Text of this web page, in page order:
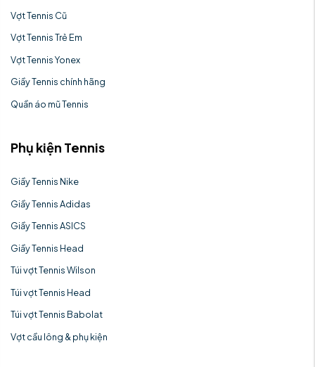
Vợt Tennis Cũ
Vợt Tennis Trẻ Em
Vợt Tennis Yonex
Giầy Tennis chính hãng
Quần áo mũ Tennis
Phụ kiện Tennis
Giầy Tennis Nike
Giầy Tennis Adidas
Giầy Tennis ASICS
Giầy Tennis Head
Túi vợt Tennis Wilson
Túi vợt Tennis Head
Túi vợt Tennis Babolat
Vợt cầu lông & phụ kiện